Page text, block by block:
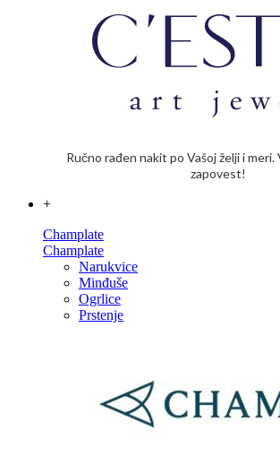
Ručno rađen nakit po Vašoj želji i meri.
zapovest!
+
Champlate
Champlate
Narukvice
Minđuše
Ogrlice
Prstenje